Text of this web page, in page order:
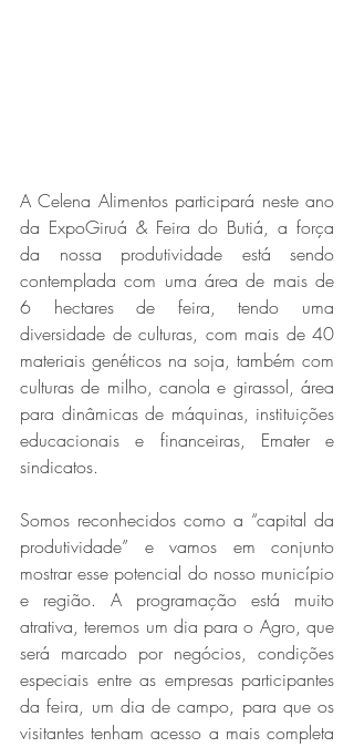
A Celena Alimentos participará neste ano
da ExpoGiruá & Feira do Butiá, a força
da nossa produtividade está sendo
contemplada com uma área de mais de
6 hectares de feira, tendo uma
diversidade de culturas, com mais de 40
materiais genéticos na soja, também com
culturas de milho, canola e girassol, área
para dinâmicas de máquinas, instituições
educacionais e financeiras, Emater e
sindicatos.
Somos reconhecidos como a “capital da
produtividade” e vamos em conjunto
mostrar esse potencial do nosso município
e região. A programação está muito
atrativa, teremos um dia para o Agro, que
será marcado por negócios, condições
especiais entre as empresas participantes
da feira, um dia de campo, para que os
visitantes tenham acesso a mais completa